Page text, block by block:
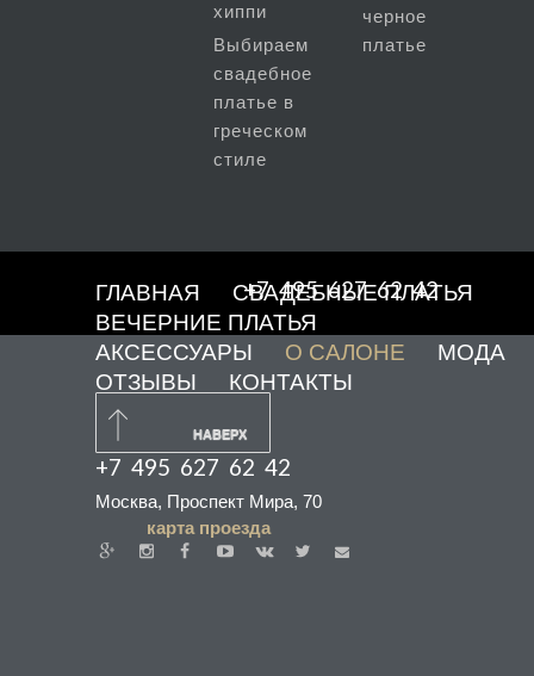
хиппи
Выбираем
свадебное
платье в
греческом
стиле
черное
платье
ГЛАВНАЯ
СВАДЕБНЫЕ ПЛАТЬЯ
ВЕЧЕРНИЕ ПЛАТЬЯ
АКСЕССУАРЫ
О САЛОНЕ
МОДА
ОТЗЫВЫ
КОНТАКТЫ
+7 495 627 62 42
НАВЕРХ
+7 495 627 62 42
Москва, Проспект Мира, 70
карта проезда